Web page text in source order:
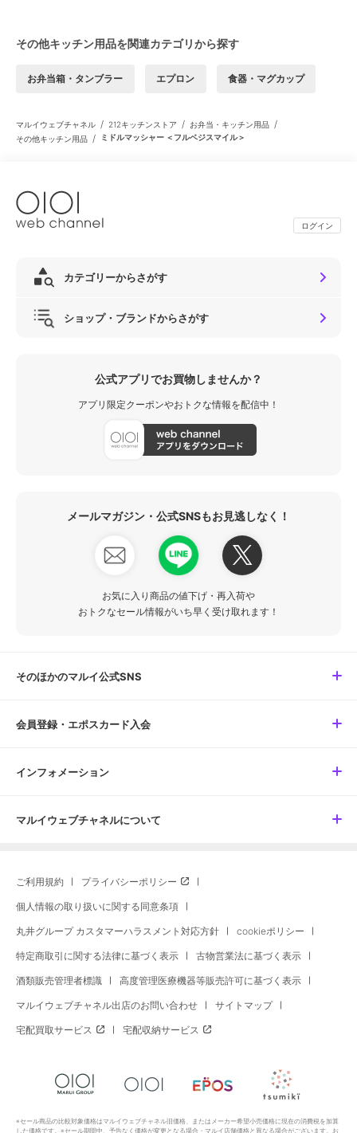
その他キッチン用品を関連カテゴリから探す
お弁当箱・タンブラー エプロン 食器・マグカップ
マルイウェブチャネル / 212キッチンストア / お弁当・キッチン用品 /
その他キッチン用品 / ミドルマッシャー ＜フルベジスマイル＞
ログイン
カテゴリーからさがす
ショップ・ブランドからさがす
公式アプリでお買物しませんか？
アプリ限定クーポンやおトクな情報を配信中！
メールマガジン・公式SNSもお見逃しなく！
お気に入り商品の値下げ・再入荷や
おトクなセール情報がいち早く受け取れます！
そのほかのマルイ公式SNS
会員登録・エポスカード入会
インフォメーション
マルイウェブチャネルについて
ご利用規約 プライバシーポリシー
個人情報の取り扱いに関する同意条項
丸井グループ カスタマーハラスメント対応方針 cookieポリシー
特定商取引に関する法律に基づく表示 古物営業法に基づく表示
酒類販売管理者標識 高度管理医療機器等販売許可に基づく表示
マルイウェブチャネル出店のお問い合わせ サイトマップ
宅配買取サービス 宅配収納サービス
※セール商品の比較対象価格はマルイウェブチャネル旧価格、またはメーカー希望小売価格に現在の消費税を加算
した価格です。※セール期間中、予告なく価格が変更となる場合・マルイ店舗価格と異なる場合がございます。お